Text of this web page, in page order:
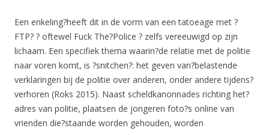
Een enkeling?heeft dit in de vorm van een tatoeage met ?
FTP? ? oftewel Fuck The?Police ? zelfs vereeuwigd op zijn
lichaam. Een specifiek thema waarin?de relatie met de politie
naar voren komt, is ?snitchen?: het geven van?belastende
verklaringen bij de politie over anderen, onder andere tijdens?
verhoren (Roks 2015). Naast scheldkanonnades richting het?
adres van politie, plaatsen de jongeren foto?s online van
vrienden die?staande worden gehouden, worden